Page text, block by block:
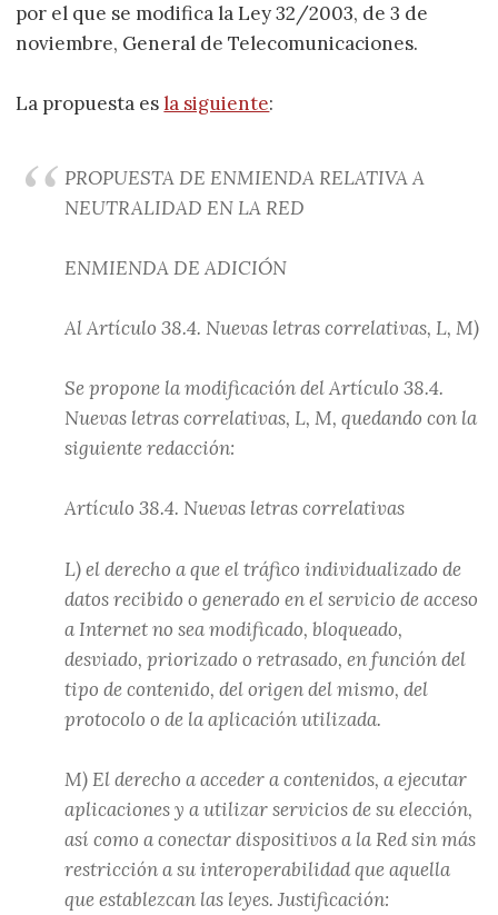
por el que se modifica la Ley 32/2003, de 3 de
noviembre, General de Telecomunicaciones.
La propuesta esla siguiente:
PROPUESTA DE ENMIENDA RELATIVA A
NEUTRALIDAD EN LA RED
ENMIENDA DE ADICIÓN
Al Artículo 38.4. Nuevas letras correlativas, L, M)
Se propone la modificación del Artículo 38.4.
Nuevas letras correlativas, L, M, quedando con la
siguiente redacción:
Artículo 38.4. Nuevas letras correlativas
L) el derecho a que el tráfico individualizado de
datos recibido o generado en el servicio de acceso
a Internet no sea modificado, bloqueado,
desviado, priorizado o retrasado, en función del
tipo de contenido, del origen del mismo, del
protocolo o de la aplicación utilizada.
M) El derecho a acceder a contenidos, a ejecutar
aplicaciones y a utilizar servicios de su elección,
así como a conectar dispositivos a la Red sin más
restricción a su interoperabilidad que aquella
que establezcan las leyes. Justificación: